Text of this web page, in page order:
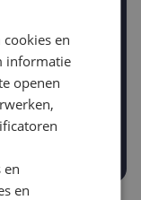
prijs
€
en
informatie
openen
en
en